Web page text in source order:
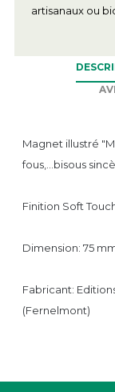
artisanaux ou
Magnet illustré
fous,...bisous
Finition Soft
Dimension: 75
Fabricant:
(Fernelmont)